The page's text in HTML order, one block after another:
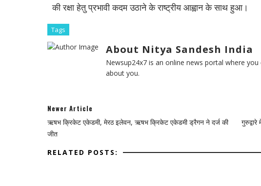
की रक्षा हेतु प्रभावी कदम उठाने के राष्ट्रीय आह्वान के साथ हुआ।
Tags
About Nitya Sandesh India
Newsup24x7 is an online news portal where
about you.
Newer Article
ऋषभ क्रिकेट एकेडमी, मेरठ इलेवन, ऋषभ क्रिकेट एकेडमी ड्रैगन ने दर्ज की
जीत
RELATED POSTS: